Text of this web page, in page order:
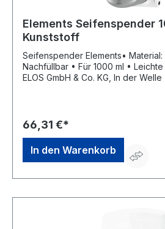
Elements Seifenspender
Kunststoff
Seifenspender Elements• Material:
Nachfüllbar • Für 1000 ml • Leichte BedienungHersteller:
ELOS GmbH & Co. KG, In der
66,31 €*
In den Warenkorb